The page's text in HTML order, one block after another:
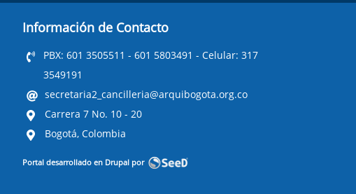
Información de Contacto
PBX: 601 3505511 - 601 5803491 - Celular: 317
3549191
secretaria2_cancilleria@arquibogota.org.co
Carrera 7 No. 10 - 20
Bogotá, Colombia
Portal desarrollado en Drupal por